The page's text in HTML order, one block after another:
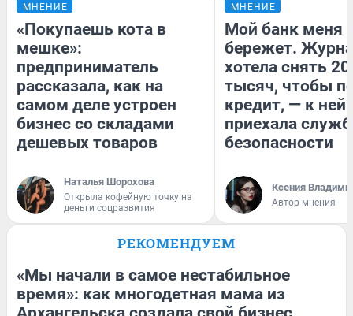
МНЕНИЕ
«Покупаешь кота в
мешке»:
предприниматель
рассказала, как на
самом деле устроен
бизнес со складами
дешевых товаров
Наталья Шорохова
Открыла кофейную точку на
деньги соцразвития
МНЕНИЕ
Мой банк меня
бережет.
хотела снять
тысяч, чтобы
кредит, — к
приехала
безопасности
Ксения
Автор мнения
РЕКОМЕНДУЕМ
«Мы начали в самое нестабильное
время»: как многодетная мама из